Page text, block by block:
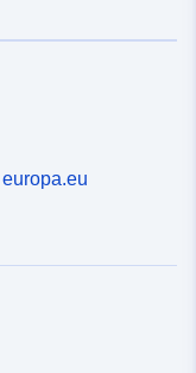
europa.eu